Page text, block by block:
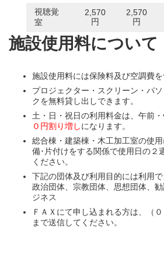
視聴覚
室
2,570
円
2,570
円
施設使用料について
施設使用料には保険料及び空調費を
プロジェクター・スクリーン・パ
クを無料貸し出しできます。
土・日・祝日の利用料金は、午前
０円割り増しになります。
総合棟・建築棟・木工加工室の使
備･片付けをする関係で使用日の２
ください。
下記の団体及び利用目的には利用で
政治団体、宗教団体、思想団体、
ジネス
ＦＡＸにて申し込まれる方は、（
まで送信してください。